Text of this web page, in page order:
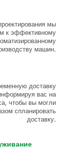
мы
к эффективному
машин.
доставку
вас на
чтобы вы могли
спланировать
доставку.